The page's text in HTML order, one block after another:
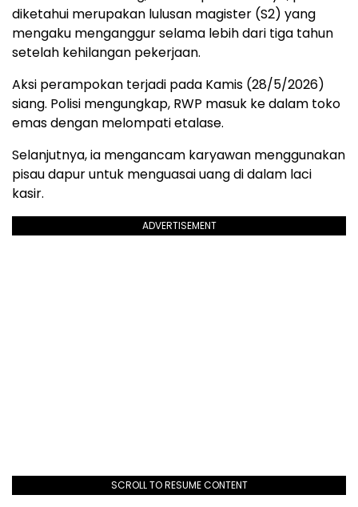
diketahui merupakan lulusan magister (S2) yang
mengaku menganggur selama lebih dari tiga tahun
setelah kehilangan pekerjaan.
Aksi perampokan terjadi pada Kamis (28/5/2026)
siang. Polisi mengungkap, RWP masuk ke dalam toko
emas dengan melompati etalase.
Selanjutnya, ia mengancam karyawan menggunakan
pisau dapur untuk menguasai uang di dalam laci
kasir.
ADVERTISEMENT
SCROLL TO RESUME CONTENT